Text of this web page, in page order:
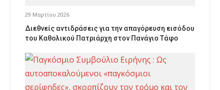
29 Μαρτίου 2026
Διεθνείς αντιδράσεις για την απαγόρευση εισόδου
του Καθολικού Πατριάρχη στον Πανάγιο Τάφο